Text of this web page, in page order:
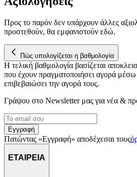
Προς το παρόν δεν υπάρχουν άλλες
προστεθούν, θα εμφανιστούν εδώ.
Πώς υπολογίζεται η βαθμολογία
Η τελική βαθμολογία βασίζεται
που έχουν πραγματοποιήσει αγορά
επιβεβαιώσει την αγορά τους.
Γράψου στο Νewsletter μας για νέα &
Εγγραφή
Πατώντας «Εγγραφή» αποδέχεσαι τους
ΕΤΑΙΡΕΙΑ